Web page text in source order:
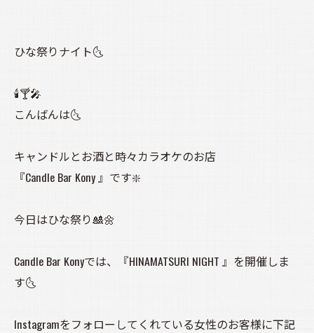
ひな祭りナイト🌜️
🕯️🍸️🎤
こんばんは🌜️
キャンドルとお酒と時々カラオケのお店
『Candle Bar Kony 』です❇️
今日はひな祭り🎎🌼
Candle Bar Konyでは、『HINAMATSURI NIGHT 』を開催しま
す🌜️
Instagramをフォローしてくれている女性のお客様に下記